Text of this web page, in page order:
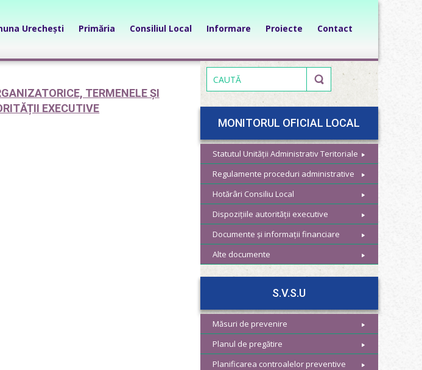
Urechești Primăria Consiliul Local Informare Proiecte Contact
TERMENELE ȘI
EXECUTIVE
MONITORUL OFICIAL LOCAL
Statutul Unității Administrativ Teritoriale
Regulamente proceduri administrative
Hotărâri Consiliu Local
Dispozițiile autorității executive
Documente și informații financiare
Alte documente
S.V.S.U
Măsuri de prevenire
Planul de pregătire
Planificarea controalelor preventive